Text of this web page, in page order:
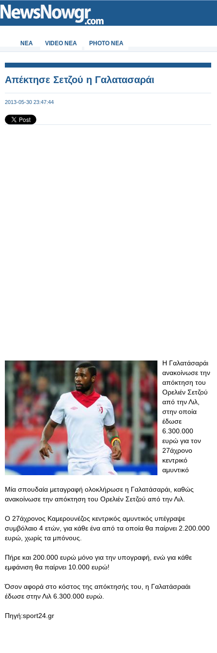
ΝΕΑ VIDEO NEA PHOTO NEA
Απέκτησε Σετζού η Γαλατασαράι
2013-05-30 23:47:44
Η Γαλατάσαράι
ανακοίνωσε την
απόκτηση του
Ορελιέν Σετζού
από την Λιλ,
στην οποία
έδωσε
6.300.000
ευρώ για τον
27άχρονο
κεντρικό
αμυντικό
Μία σπουδαία μεταγραφή ολοκλήρωσε η Γαλατάσαράι, καθώς
ανακοίνωσε την απόκτηση του Ορελιέν Σετζού από την Λιλ.
Ο 27άχρονος Καμερουνέζος κεντρικός αμυντικός υπέγραψε
συμβόλαιο 4 ετών, για κάθε ένα από τα οποία θα παίρνει 2.200.000
ευρώ, χωρίς τα μπόνους.
Πήρε και 200.000 ευρώ μόνο για την υπογραφή, ενώ για κάθε
εμφάνιση θα παίρνει 10.000 ευρώ!
Όσον αφορά στο κόστος της απόκτησής του, η Γαλατάσραάι
έδωσε στην Λιλ 6.300.000 ευρώ.
Πηγή:sport24.gr